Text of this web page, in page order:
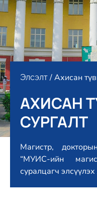
Элсэлт/ Ахисан
АХИСАН
СУРГАЛТ
Магистр,
“МУИС-ийн
суралцагч